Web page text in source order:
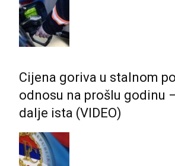
Cijena goriva u stalnom
odnosu na prošlu godinu
dalje ista (VIDEO)